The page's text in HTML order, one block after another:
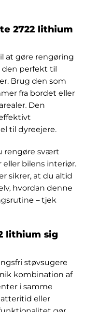
2722 lithium
at gøre rengøring
perfekt til
Brug den som
fra bordet eller
Den
til dyreejere.
rengøre svært
bilens interiør.
sikrer, at du altid
hvordan denne
– tjek
lithium sig
støvsugere
kombination af
i samme
eller